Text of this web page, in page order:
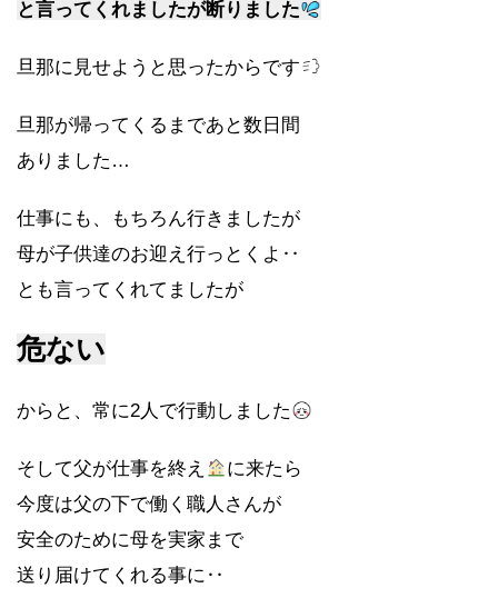
と言ってくれましたが断りました
旦那に見せようと思ったからです
旦那が帰ってくるまであと数日間
ありました…
仕事にも、もちろん行きましたが
母が子供達のお迎え行っとくよ‥
とも言ってくれてましたが
危ない
からと、常に2人で行動しました
そして父が仕事を終え
に来たら
今度は父の下で働く職人さんが
安全のために母を実家まで
送り届けてくれる事に‥